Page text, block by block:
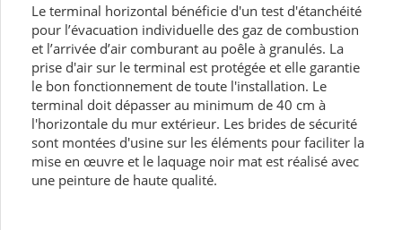
Le terminal horizontal bénéficie d'un test d'étanchéité
pour l’évacuation individuelle des gaz de combustion
et l’arrivée d’air comburant au poêle à granulés. La
prise d'air sur le terminal est protégée et elle garantie
le bon fonctionnement de toute l'installation. Le
terminal doit dépasser au minimum de 40 cm à
l'horizontale du mur extérieur. Les brides de sécurité
sont montées d'usine sur les éléments pour faciliter la
mise en œuvre et le laquage noir mat est réalisé avec
une peinture de haute qualité.